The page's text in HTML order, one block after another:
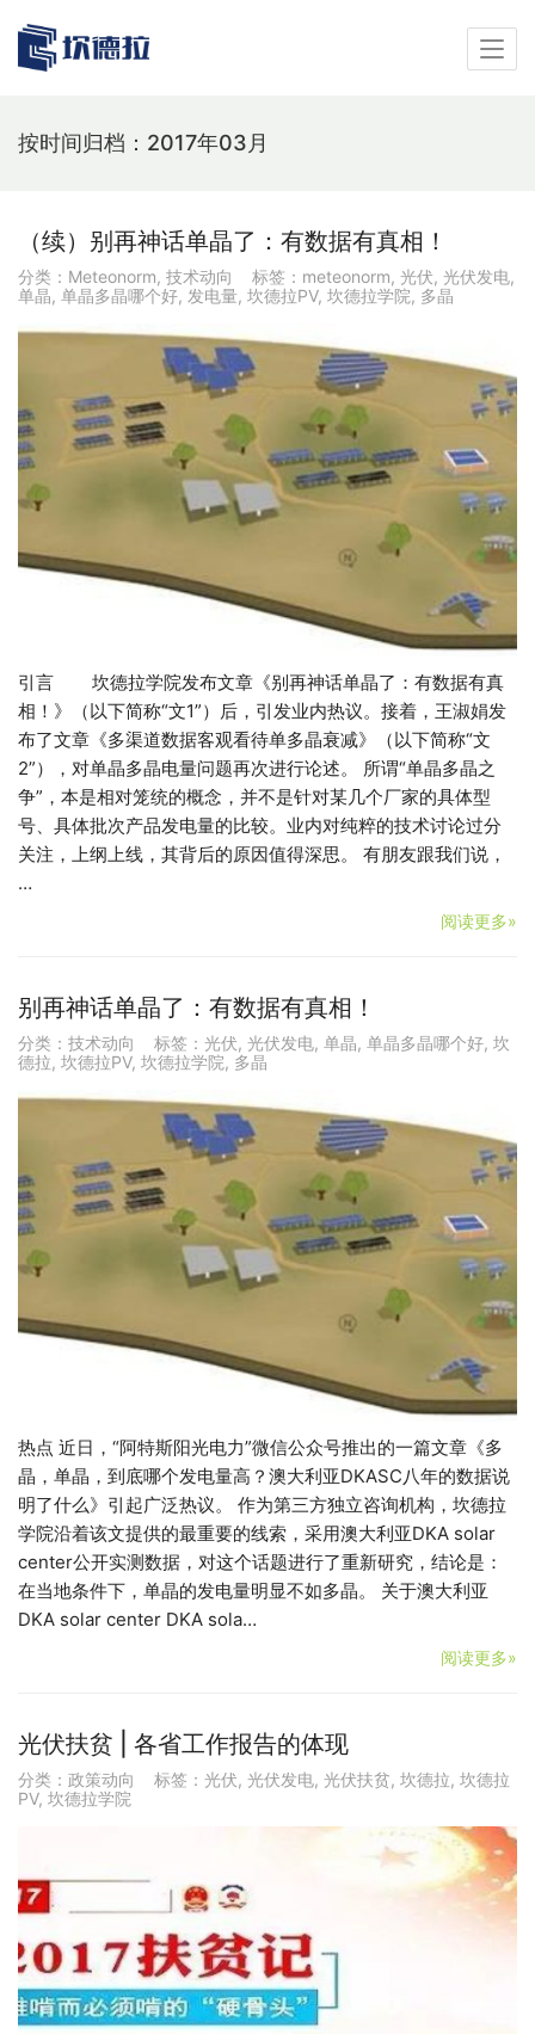
按时间归档：2017年03月
（续）别再神话单晶了：有数据有真相！
分类： Meteonorm, 技术动向 标签： meteonorm, 光伏, 光伏发电,
单晶, 单晶多晶哪个好, 发电量, 坎德拉PV, 坎德拉学院, 多晶
引言 坎德拉学院发布文章《别再神话单晶了：有数据有真
相！》（以下简称“文1”）后，引发业内热议。接着，王淑娟发
布了文章《多渠道数据客观看待单多晶衰减》（以下简称“文
2”），对单晶多晶电量问题再次进行论述。 所谓“单晶多晶之
争”，本是相对笼统的概念，并不是针对某几个厂家的具体型
号、具体批次产品发电量的比较。业内对纯粹的技术讨论过分
关注，上纲上线，其背后的原因值得深思。 有朋友跟我们说，
…
阅读更多»
别再神话单晶了：有数据有真相！
分类： 技术动向 标签： 光伏, 光伏发电, 单晶, 单晶多晶哪个好, 坎
德拉, 坎德拉PV, 坎德拉学院, 多晶
热点 近日，“阿特斯阳光电力”微信公众号推出的一篇文章《多
晶，单晶，到底哪个发电量高？澳大利亚DKASC八年的数据说
明了什么》引起广泛热议。 作为第三方独立咨询机构，坎德拉
学院沿着该文提供的最重要的线索，采用澳大利亚DKA solar
center公开实测数据，对这个话题进行了重新研究，结论是：
在当地条件下，单晶的发电量明显不如多晶。 关于澳大利亚
DKA solar center DKA sola…
阅读更多»
光伏扶贫 | 各省工作报告的体现
分类： 政策动向 标签： 光伏, 光伏发电, 光伏扶贫, 坎德拉, 坎德拉
PV, 坎德拉学院